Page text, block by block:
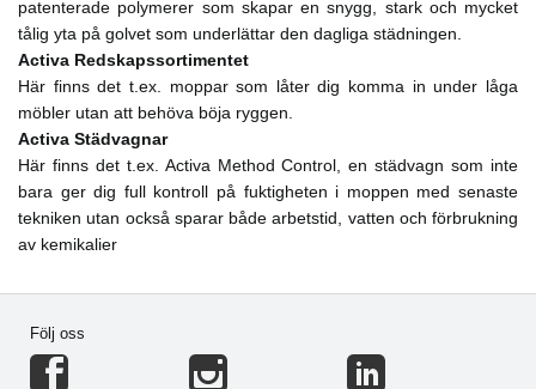
patenterade polymerer som skapar en snygg, stark och mycket
tålig yta på golvet som underlättar den dagliga städningen.
Activa Redskapssortimentet
Här finns det t.ex. moppar som låter dig komma in under låga
möbler utan att behöva böja ryggen.
Activa Städvagnar
Här finns det t.ex. Activa Method Control, en städvagn som inte
bara ger dig full kontroll på fuktigheten i moppen med senaste
tekniken utan också sparar både arbetstid, vatten och förbrukning
av kemikalier
Följ oss